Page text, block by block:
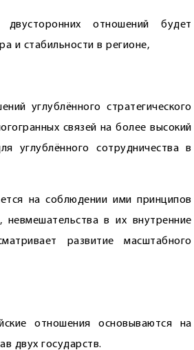
отношений будет
и стабильности в регионе,
углублённого стратегического
связей на более высокий
углублённого сот­рудничества в
на соблюдении ими принципов
невмешательства в их внутренние
развитие масштабного
отношения основываются на
двух государств.